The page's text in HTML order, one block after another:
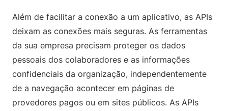
Além de facilitar a conexão a um aplicativo, as APIs
deixam as conexões mais seguras. As ferramentas
da sua empresa precisam proteger os dados
pessoais dos colaboradores e as informações
confidenciais da organização, independentemente
de a navegação acontecer em páginas de
provedores pagos ou em sites públicos. As APIs